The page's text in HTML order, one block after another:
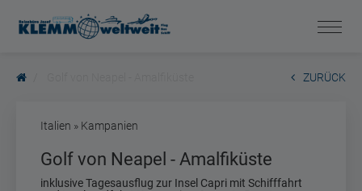
ZURÜCK
Italien » Kampanien
Golf von Neapel - Amalfiküste
inklusive Tagesausflug zur Insel Capri mit Schifffahrt